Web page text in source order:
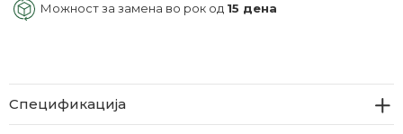
Можност за замена во рок од 15 дена
Спецификација